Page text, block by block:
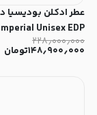
عطر ادکلن بودیسیا
Unisex EDP
۲۲۸٫۰۰۰٫۰۰۰
۱۴۸٫۹۰۰٫۰۰۰تومان